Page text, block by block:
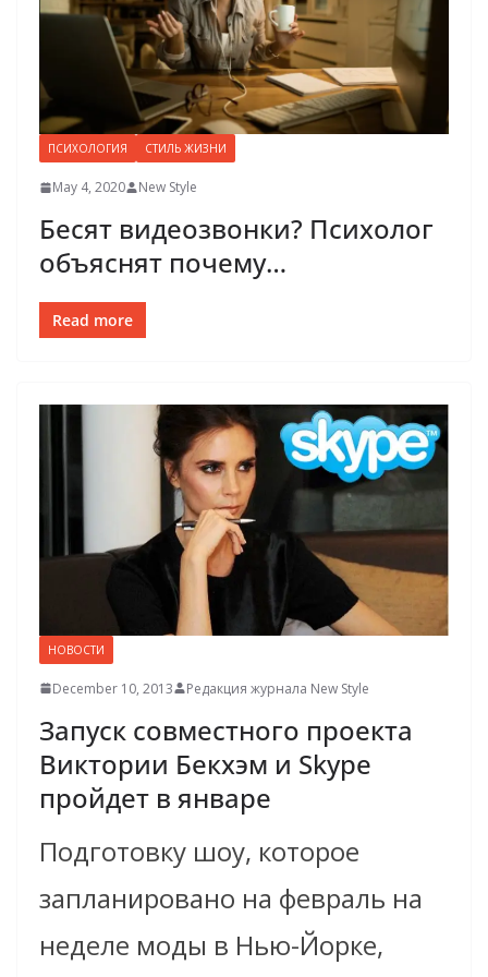
ПСИХОЛОГИЯ СТИЛЬ ЖИЗНИ
May 4, 2020 New Style
Бесят видеозвонки? Психолог
объяснят почему…
Read more
НОВОСТИ
December 10, 2013 Редакция журнала New Style
Запуск совместного проекта
Виктории Бекхэм и Skype
пройдет в январе
Подготовку шоу, которое
запланировано на февраль на
неделе моды в Нью-Йорке,